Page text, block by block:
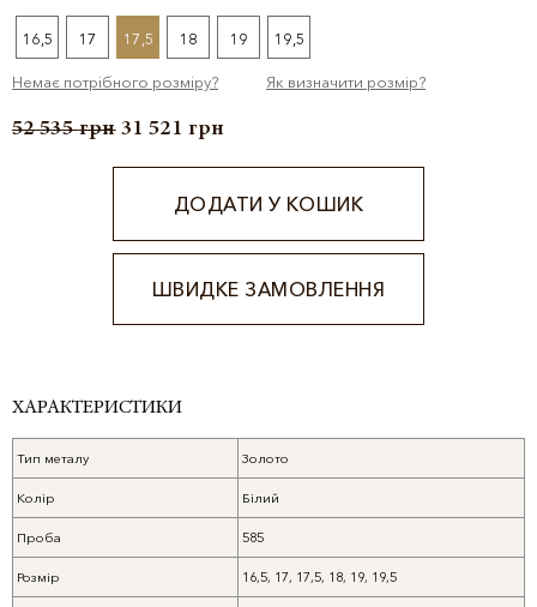
16,5 17 17,5 18 19 19,5
Немає потрібного розміру? Як визначити розмір?
52 535грн 31 521 грн
ДОДАТИ У КОШИК
ШВИДКЕ ЗАМОВЛЕННЯ
ХАРАКТЕРИСТИКИ
Тип металу Золото
Колір Білий
Проба 585
Розмір 16,5, 17, 17,5, 18, 19, 19,5